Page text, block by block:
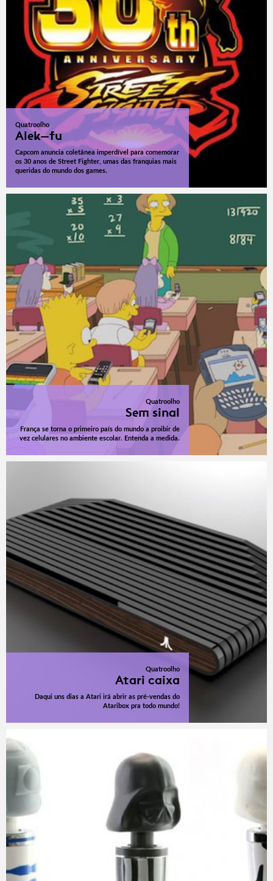
Quatroolho
Alek-fu
Capcom anuncia coletânea imperdível para comemorar
os 30 anos de Street Fighter, umas das franquias mais
queridas do mundo dos games.
Quatroolho
Sem sinal
França se torna o primeiro país do mundo a proibir de
vez celulares no ambiente escolar. Entenda a medida.
Quatroolho
Atari caixa
Daqui uns dias a Atari irá abrir as pré-vendas do
Ataribox pra todo mundo!